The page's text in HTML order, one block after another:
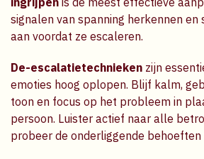
signalen van spanning herkennen
aan voordat ze escaleren.
De-escalatietechnieken zijn
emoties hoog oplopen. Blijf kalm,
toon en focus op het probleem in
persoon. Luister actief naar alle
probeer de onderliggende